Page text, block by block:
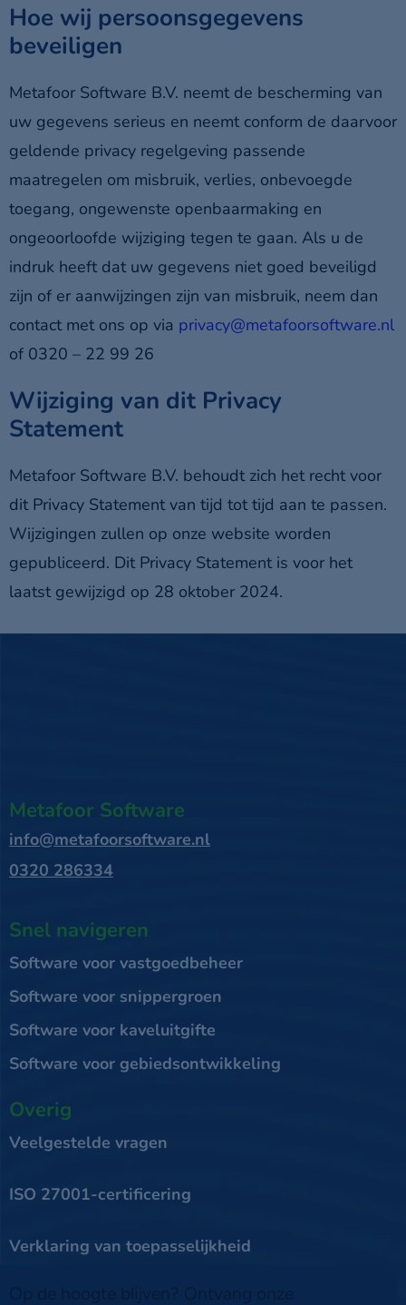
Hoe wij persoonsgegevens
beveiligen
Metafoor Software B.V. neemt de bescherming van
uw gegevens serieus en neemt conform de daarvoor
geldende privacy regelgeving passende
maatregelen om misbruik, verlies, onbevoegde
toegang, ongewenste openbaarmaking en
ongeoorloofde wijziging tegen te gaan. Als u de
indruk heeft dat uw gegevens niet goed beveiligd
zijn of er aanwijzingen zijn van misbruik, neem dan
contact met ons op via privacy@metafoorsoftware.nl
of 0320 – 22 99 26
Wijziging van dit Privacy
Statement
Metafoor Software B.V. behoudt zich het recht voor
dit Privacy Statement van tijd tot tijd aan te passen.
Wijzigingen zullen op onze website worden
gepubliceerd. Dit Privacy Statement is voor het
laatst gewijzigd op 28 oktober 2024.
Metafoor Software
info@metafoorsoftware.nl
0320 286334
Snel navigeren
Software voor vastgoedbeheer
Software voor snippergroen
Software voor kaveluitgifte
Software voor gebiedsontwikkeling
Overig
Veelgestelde vragen
ISO 27001-certificering
Verklaring van toepasselijkheid
Op de hoogte blijven? Ontvang onze